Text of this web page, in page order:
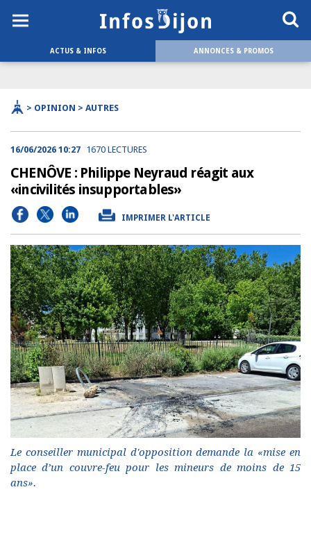
ACTUS & INFOS ANNONCES & PROMOS
> OPINION > AUTRES
16/06/2026 10:27 1670 LECTURES
CHENÔVE : Philippe Neyraud réagit aux
«incivilités insupportables»
IMPRIMER L'ARTICLE
Le conseiller municipal d'opposition demande la «mise en
place d’un couvre-feu pour les mineurs de moins de 15
ans».